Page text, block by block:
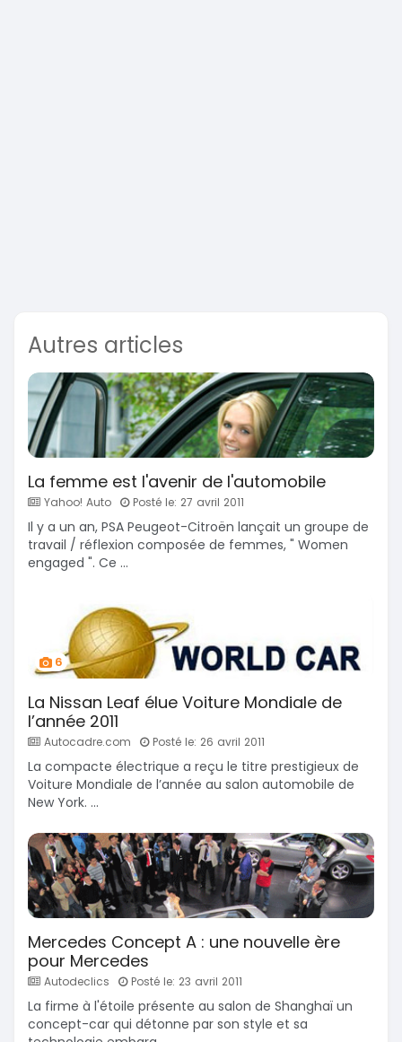
Autres articles
La femme est l'avenir de l'automobile
Yahoo! Auto Posté le: 27 avril 2011
Il y a un an, PSA Peugeot-Citroën lançait un groupe de
travail / réflexion composée de femmes, " Women
engaged ". Ce ...
6
La Nissan Leaf élue Voiture Mondiale de
l’année 2011
Autocadre.com Posté le: 26 avril 2011
La compacte électrique a reçu le titre prestigieux de
Voiture Mondiale de l’année au salon automobile de
New York. ...
Mercedes Concept A : une nouvelle ère
pour Mercedes
Autodeclics Posté le: 23 avril 2011
La firme à l'étoile présente au salon de Shanghaï un
concept-car qui détonne par son style et sa